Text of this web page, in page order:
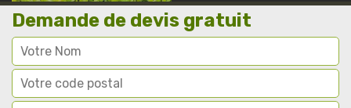
Demande de devis gratuit